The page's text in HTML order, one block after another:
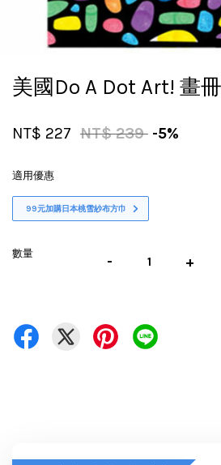
美國Do A Dot Art! 畫
NT$ 227 NT$ 239 -5%
適用優惠
99元加購日本桃雪紗布方巾
數量 - +